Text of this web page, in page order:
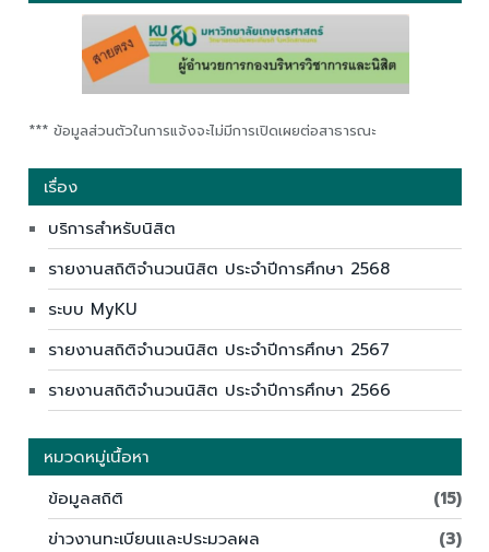
*** ข้อมูลส่วนตัวในการแจ้งจะไม่มีการเปิดเผยต่อสาธารณะ
เรื่อง
บริการสำหรับนิสิต
รายงานสถิติจำนวนนิสิต ประจำปีการศึกษา 2568
ระบบ MyKU
รายงานสถิติจำนวนนิสิต ประจำปีการศึกษา 2567
รายงานสถิติจำนวนนิสิต ประจำปีการศึกษา 2566
หมวดหมู่เนื้อหา
ข้อมูลสถิติ
(15)
ข่าวงานทะเบียนและประมวลผล
(3)